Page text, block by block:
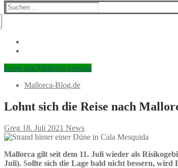
Suchen
nach:
Leute aus Mallorca gesucht
Mallorca-Blog.de
Lohnt sich die Reise nach
Greg 18. Juli 2021 News
Mallorca gilt seit dem 11. Juli wieder als
Juli). Sollte sich die Lage bald nicht bessern,